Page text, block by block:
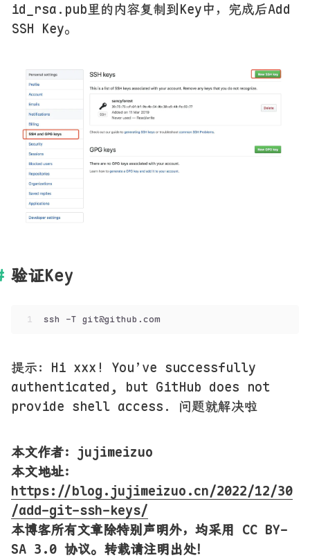
id_rsa.pub里的内容复制到Key中，完成后Add
SSH Key。
验证Key
1 ssh -T git@github.com
提示：Hi xxx! You’ve successfully
authenticated, but GitHub does not
provide shell access. 问题就解决啦
本文作者：jujimeizuo
本文地址：
https://blog.jujimeizuo.cn/2022/12/30
/add-git-ssh-keys/
本博客所有文章除特别声明外，均采用 CC BY-
SA 3.0 协议。转载请注明出处！